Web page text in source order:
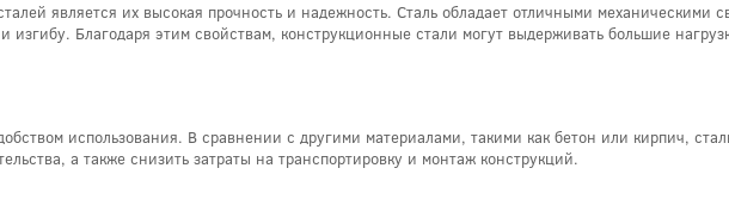
является их высокая прочность и надежность. Сталь обладает отличными механическими
изгибу. Благодаря этим свойствам, конструкционные стали могут выдерживать большие
использования. В сравнении с другими материалами, такими как бетон или кирпич,
а также снизить затраты на транспортировку и монтаж конструкций.